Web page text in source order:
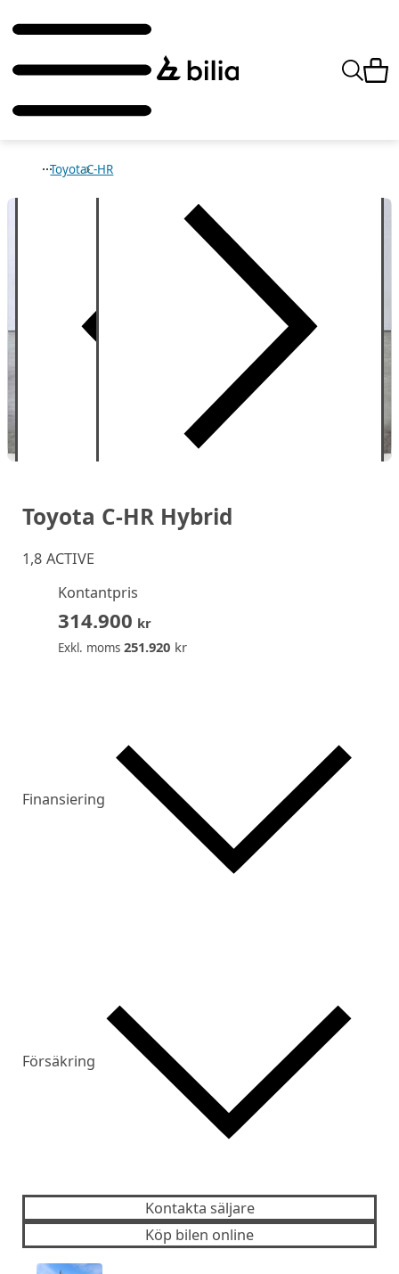
ToyotaC-HR
Toyota C-HR Hybrid
1,8 ACTIVE
Kontantpris
314.900 kr
Exkl. moms 251.920kr
Finansiering
Försäkring
Kontakta säljare
Köp bilen online